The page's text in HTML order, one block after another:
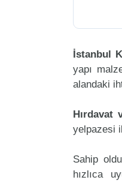
İstanbul
yapı
alandaki
Hırdavat
yelpazesi
Sahip
hızlıca